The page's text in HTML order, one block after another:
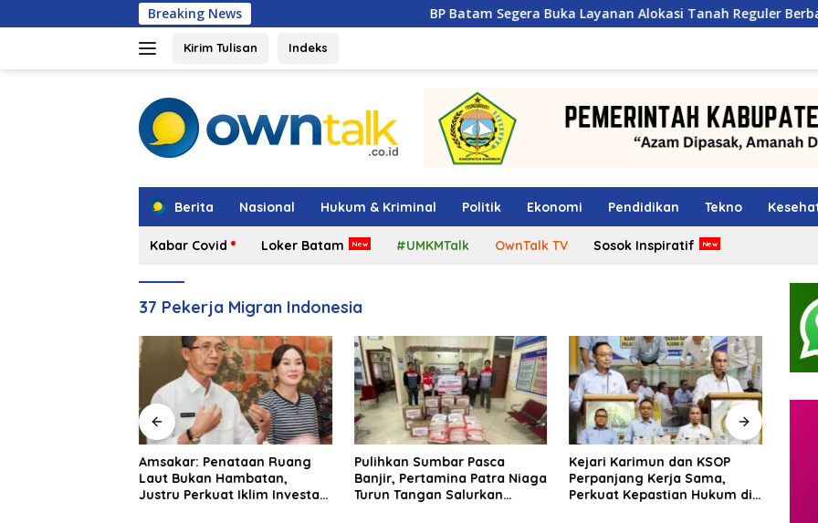
ke
Breaking News BP Batam Segera Buka Layanan Alokasi Tanah Reguler Berbasis Digital Lewat
Kirim Tulisan Indeks
Berita Nasional Hukum & Kriminal Politik Ekonomi Pendidikan Tekno
Kabar Covid Loker Batam #UMKMTalk OwnTalk TV Sosok Inspiratif
37 Pekerja Migran Indonesia
Amsakar: Penataan Ruang
Laut Bukan Hambatan,
Justru Perkuat Iklim Investasi
Pulihkan Sumbar Pasca
Banjir, Pertamina Patra Niaga
Turun Tangan Salurkan
Kejari Karimun dan KSOP
Perpanjang Kerja Sama,
Perkuat Kepastian Hukum di